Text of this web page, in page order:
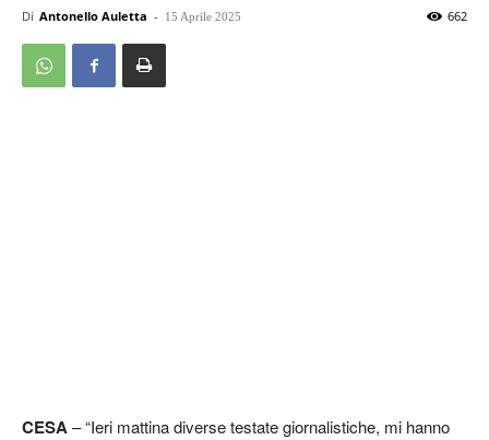
Di Antonello Auletta - 15 Aprile 2025 662
CESA– “Ieri mattina diverse testate giornalistiche, mi hanno